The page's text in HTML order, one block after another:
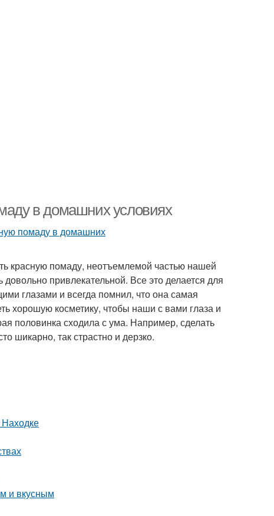
в домашних условиях
красную помаду, неотъемлемой частью нашей
привлекательной. Все это делается для
глазами и всегда помнил, что она самая
хорошую косметику, чтобы наши с вами глаза и
половинка сходила с ума. Например, сделать
шикарно, так страстно и дерзко.
и вкусным